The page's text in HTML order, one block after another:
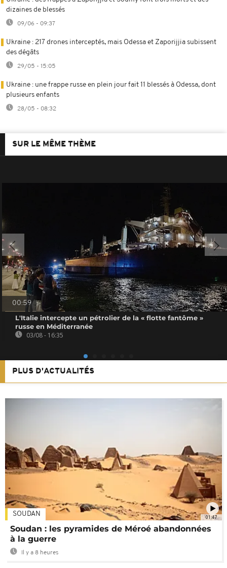
dizaines de blessés
09/06 - 09:37
Ukraine : 217 drones interceptés, mais Odessa et Zaporijjia subissent
des dégâts
29/05 - 15:05
Ukraine : une frappe russe en plein jour fait 11 blessés à Odessa, dont
plusieurs enfants
28/05 - 08:32
SUR LE MÊME THÈME
00:59
L'Italie intercepte un pétrolier de la « flotte fantôme »
russe en Méditerranée
03/08 - 16:35
PLUS D'ACTUALITÉS
01:47
SOUDAN
Soudan : les pyramides de Méroé abandonnées
à la guerre
Il y a 8 heures